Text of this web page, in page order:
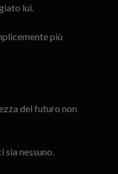
lui.
più
del futuro non
sia nessuno.